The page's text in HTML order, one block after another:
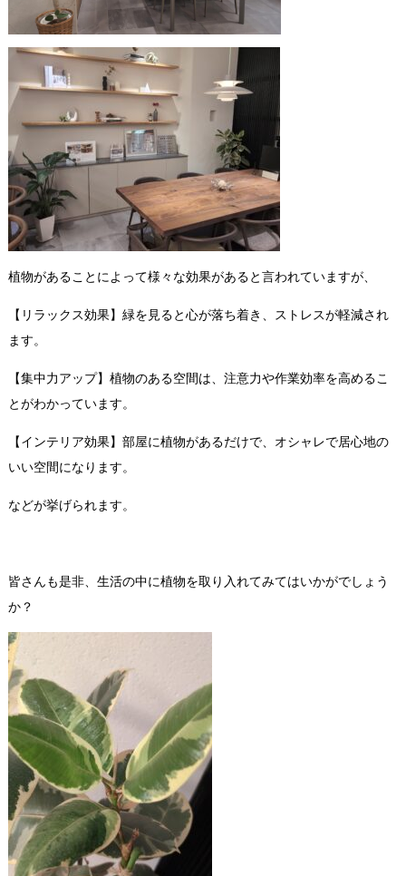
植物があることによって様々な効果があると言われていますが、
【リラックス効果】緑を見ると心が落ち着き、ストレスが軽減され
ます。
【集中力アップ】植物のある空間は、注意力や作業効率を高めるこ
とがわかっています。
【インテリア効果】部屋に植物があるだけで、オシャレで居心地の
いい空間になります。
などが挙げられます。
皆さんも是非、生活の中に植物を取り入れてみてはいかがでしょう
か？